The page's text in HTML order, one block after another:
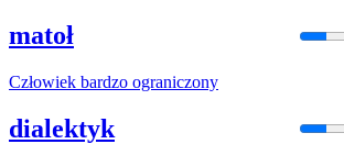
matoł
Człowiek bardzo ograniczony
dialektyk